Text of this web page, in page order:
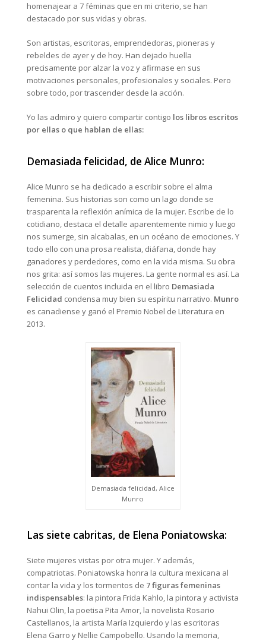
homenajear a 7 féminas que en mi criterio, se han
destacado por sus vidas y obras.
Son artistas, escritoras, emprendedoras, pioneras y
rebeldes de ayer y de hoy. Han dejado huella
precisamente por alzar la voz y afirmase en sus
motivaciones personales, profesionales y sociales. Pero
sobre todo, por trascender desde la acción.
Yo las admiro y quiero compartir contigo los libros escritos
por ellas o que hablan de ellas:
Demasiada felicidad, de Alice Munro:
Alice Munro se ha dedicado a escribir sobre el alma
femenina. Sus historias son como un lago donde se
trasparenta la reflexión anímica de la mujer. Escribe de lo
cotidiano, destaca el detalle aparentemente nimio y luego
nos sumerge, sin alcabalas, en un océano de emociones. Y
todo ello con una prosa realista, diáfana, donde hay
ganadores y perdedores, como en la vida misma. Su obra
nos grita: así somos las mujeres. La gente normal es así. La
selección de cuentos incluida en el libro Demasiada
Felicidad condensa muy bien su espíritu narrativo. Munro
es canadiense y ganó el Premio Nobel de Literatura en
2013.
Demasiada felicidad, Alice
Munro
Las siete cabritas, de Elena Poniatowska:
Siete mujeres vistas por otra mujer. Y además,
compatriotas. Poniatowska honra la cultura mexicana al
contar la vida y los tormentos de 7 figuras femeninas
indispensables: la pintora Frida Kahlo, la pintora y activista
Nahui Olin, la poetisa Pita Amor, la novelista Rosario
Castellanos, la artista María Izquierdo y las escritoras
Elena Garro y Nellie Campobello. Usando la memoria,